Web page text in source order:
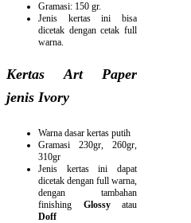
Gramasi: 150 gr.
Jenis kertas ini bisa
dicetak dengan cetak full
warna.
Kertas Art Paper
jenis Ivory
Warna dasar kertas putih
Gramasi 230gr, 260gr,
310gr
Jenis kertas ini dapat
dicetak dengan full warna,
dengan tambahan
finishing Glossyatau
Doff